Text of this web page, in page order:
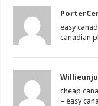
easy
canadian
cheap
– easy